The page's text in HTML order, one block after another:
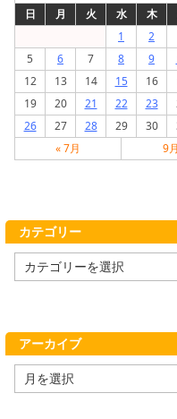
日
月 火 水 木
1
2
5
6 7 8 9
12
13 14 15 16
19
20 21 22 23
26
27 28 29 30
« 7月
9
カテゴリー
テ
ー
アーカイブ
ー